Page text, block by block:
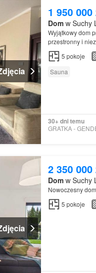
1 950 000
Domw Suchy
Wyjątkowy dom
przestronny i
położony
5 pokoje
Sauna
30+ dni temu
2 350 000
Domw Suchy
Nowoczesny
5 pokoje